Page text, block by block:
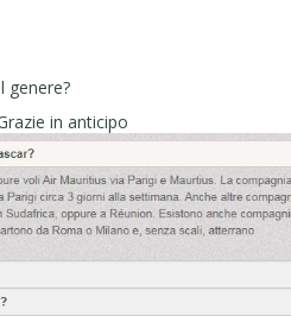
genere?
in anticipo